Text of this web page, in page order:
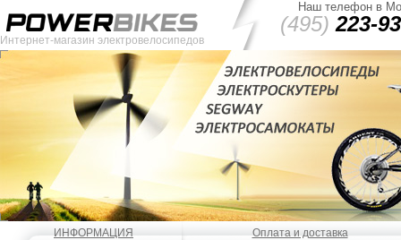
Интернет-магазин электровелосипедов
Наш телефон в
(495) 223-
ИНФОРМАЦИЯ Оплата и доставка